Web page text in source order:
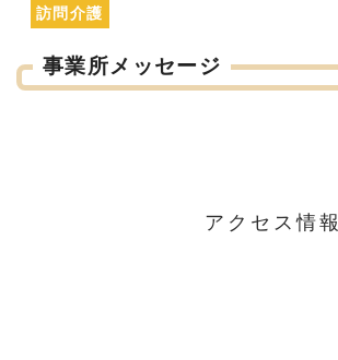
訪問介護
事業所メッセージ
アクセス情報